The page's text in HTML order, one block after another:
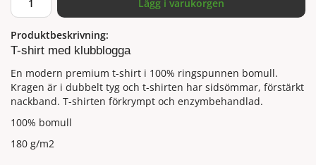
Lägg i varukorgen
Produktbeskrivning:
T-shirt med klubblogga
En modern premium t-shirt i 100% ringspunnen bomull.
Kragen är i dubbelt tyg och t-shirten har sidsömmar, förstärkt
nackband. T-shirten förkrympt och enzymbehandlad.
100% bomull
180 g/m2